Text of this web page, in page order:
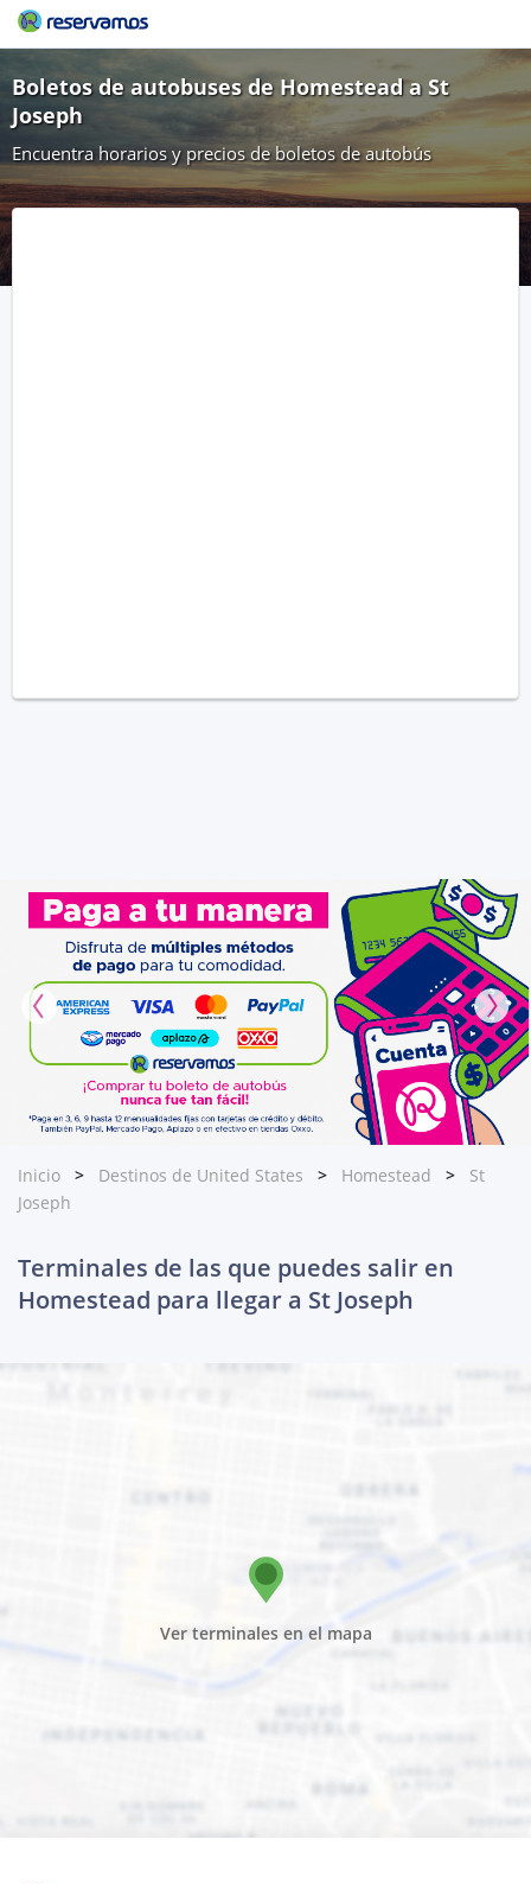
Boletos de autobuses de Homestead a St
Joseph
Encuentra horarios y precios de boletos de autobús
Inicio Destinos de United States Homestead
St
Joseph
Terminales de las que puedes salir en
Homestead para llegar a St Joseph
Ver terminales en el mapa